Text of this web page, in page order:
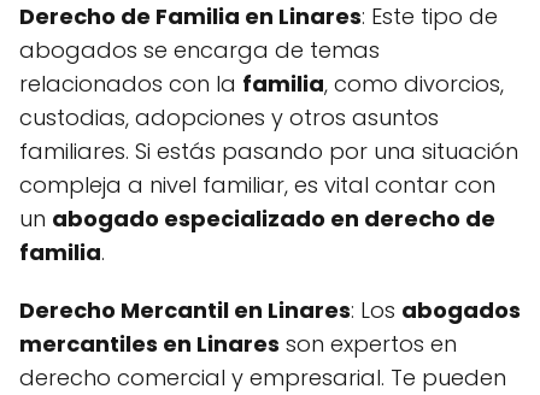
Derecho de Familia en Linares: Este tipo de
abogados se encarga de temas
relacionados con la familia, como divorcios,
custodias, adopciones y otros asuntos
familiares. Si estás pasando por una situación
compleja a nivel familiar, es vital contar con
un abogado especializado en derecho de
familia.
Derecho Mercantil en Linares: Los abogados
mercantiles en Linares son expertos en
derecho comercial y empresarial. Te pueden